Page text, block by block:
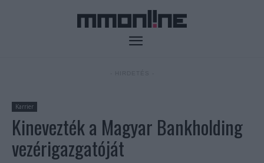
Karrier
Kinevezték a Magyar Bankholding
vezérigazgatóját